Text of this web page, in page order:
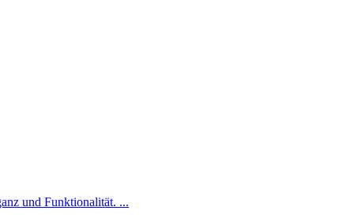
und Funktionalität. ...